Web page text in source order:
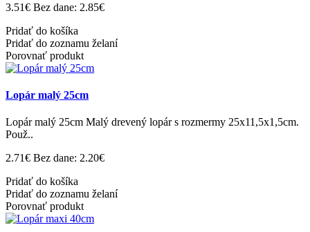
3.51€ Bez dane: 2.85€
Pridať do košíka
Pridať do zoznamu želaní
Porovnať produkt
Lopár malý 25cm
Lopár malý 25cm Malý drevený lopár s rozmermy 25x11,5x1,5cm.
Použ..
2.71€ Bez dane: 2.20€
Pridať do košíka
Pridať do zoznamu želaní
Porovnať produkt